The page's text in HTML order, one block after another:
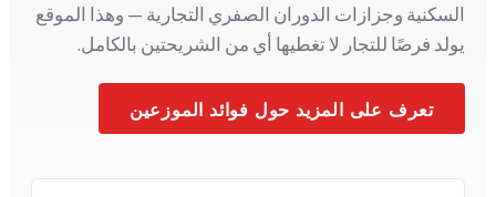
السكنية وجزازات الدوران الصفري التجارية — وهذا الموقع
يولد فرصًا للتجار لا تغطيها أي من الشريحتين بالكامل.
تعرف على المزيد حول فوائد الموزعين